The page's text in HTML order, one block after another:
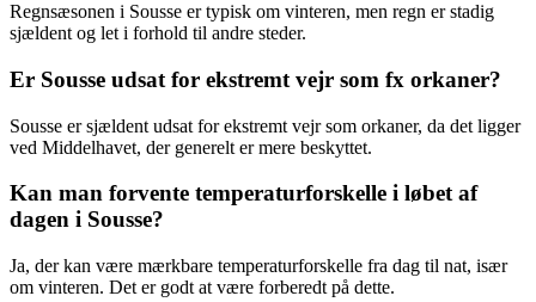
Regnsæsonen i Sousse er typisk om vinteren, men regn er stadig
sjældent og let i forhold til andre steder.
Er Sousse udsat for ekstremt vejr som fx orkaner?
Sousse er sjældent udsat for ekstremt vejr som orkaner, da det ligger
ved Middelhavet, der generelt er mere beskyttet.
Kan man forvente temperaturforskelle i løbet af
dagen i Sousse?
Ja, der kan være mærkbare temperaturforskelle fra dag til nat, især
om vinteren. Det er godt at være forberedt på dette.